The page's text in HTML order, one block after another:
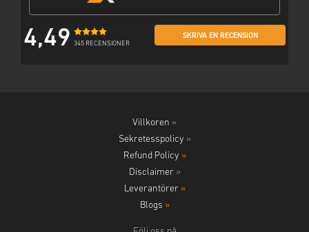
4,49 345 RECENSIONER
SKRIVA EN RECENSION
Villkoren »
Sekretesspolicy »
Refund Policy »
Disclaimer »
Leverantörer »
Blogs »